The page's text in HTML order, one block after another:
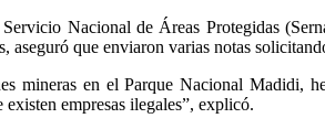
Nacional de Áreas Protegidas
aseguró que enviaron varias notas
mineras en el Parque Nacional Madidi,
empresas ilegales”, explicó.